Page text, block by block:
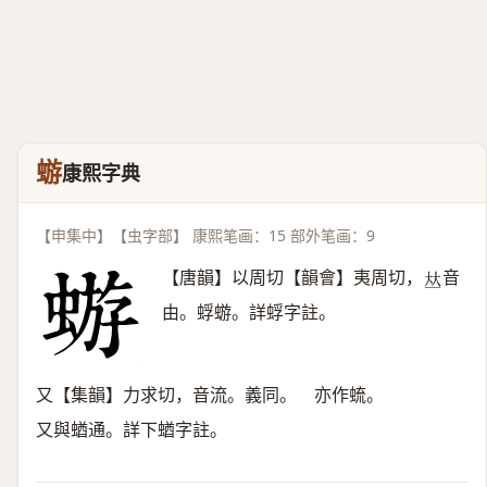
蝣康熙字典
【申集中】【虫字部】 康熙笔画：15 部外笔画：9
【唐韻】以周切【韻會】夷周切， 𠀤音
由。蜉蝣。詳蜉字註。
又【集韻】力求切，音流。義同。 亦作䖻。
又與蝤通。詳下蝤字註。